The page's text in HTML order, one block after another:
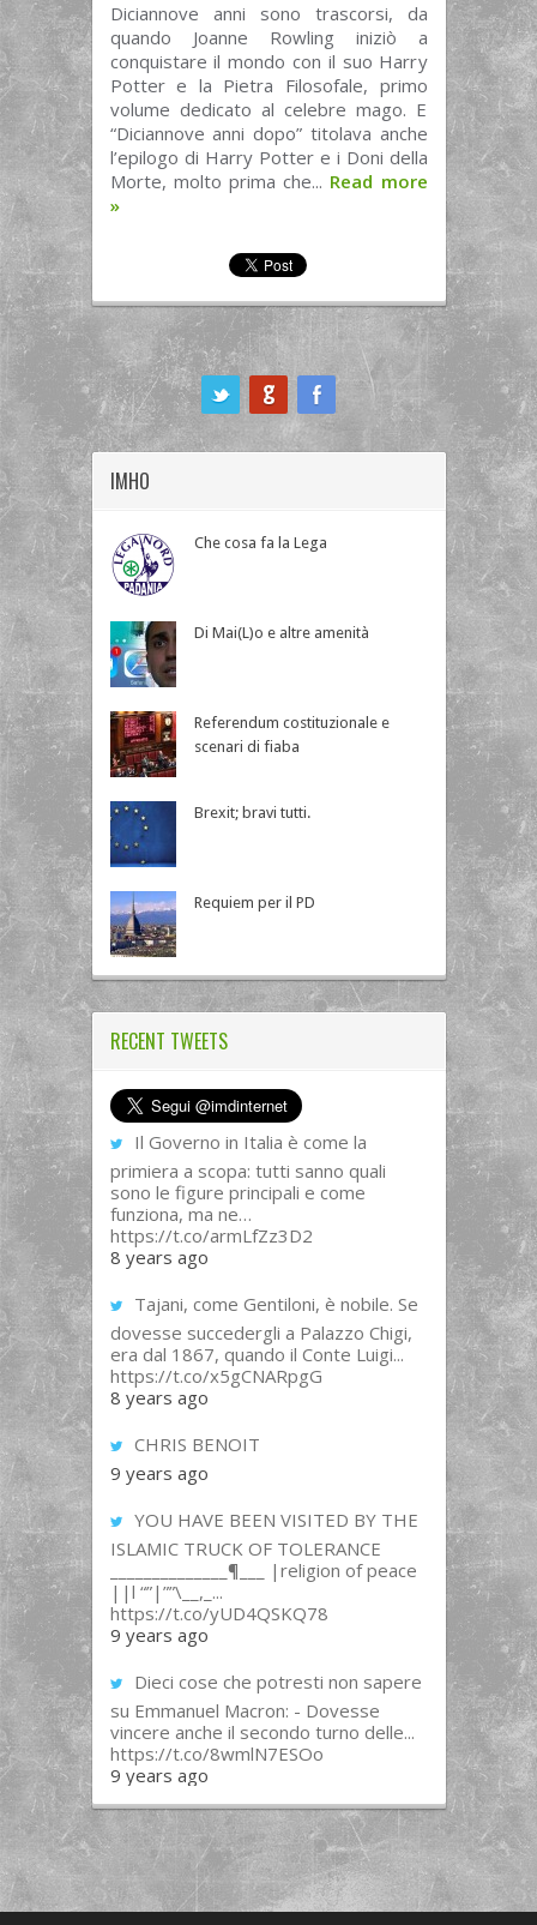
Diciannove anni sono trascorsi, da
quando Joanne Rowling iniziò a
conquistare il mondo con il suo Harry
Potter e la Pietra Filosofale, primo
volume dedicato al celebre mago. E
“Diciannove anni dopo” titolava anche
l’epilogo di Harry Potter e i Doni della
Morte, molto prima che... Read more
»
IMHO
Che cosa fa la Lega
Di Mai(L)o e altre amenità
Referendum costituzionale e
scenari di fiaba
Brexit; bravi tutti.
Requiem per il PD
RECENT TWEETS
Il Governo in Italia è come la
primiera a scopa: tutti sanno quali
sono le figure principali e come
funziona, ma ne…
https://t.co/armLfZz3D2
8 years ago
Tajani, come Gentiloni, è nobile. Se
dovesse succedergli a Palazzo Chigi,
era dal 1867, quando il Conte Luigi...
https://t.co/x5gCNARpgG
8 years ago
CHRIS BENOIT
9 years ago
YOU HAVE BEEN VISITED BY THE
ISLAMIC TRUCK OF TOLERANCE
______________¶___ |religion of peace
||l “”|””\__,_...
https://t.co/yUD4QSKQ78
9 years ago
Dieci cose che potresti non sapere
su Emmanuel Macron: - Dovesse
vincere anche il secondo turno delle...
https://t.co/8wmlN7ESOo
9 years ago